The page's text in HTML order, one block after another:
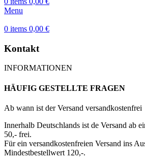
Menu
0 items 0,00 €
Kontakt
INFORMATIONEN
HÄUFIG GESTELLTE FRAGEN
Ab wann ist der Versand versandkostenfrei
Innerhalb Deutschlands ist de Versand ab
50,- frei.
Für ein versandkostenfreien Versand ins
Mindestbestellwert 120,-.